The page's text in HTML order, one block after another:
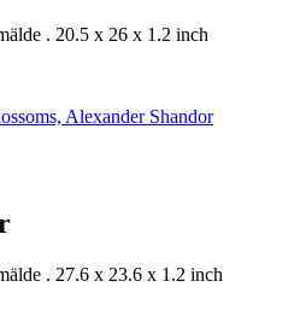
. 20.5 x 26 x 1.2 inch
. 27.6 x 23.6 x 1.2 inch